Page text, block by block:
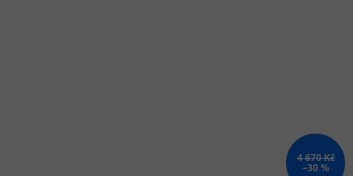
4 670 Kč
–30 %